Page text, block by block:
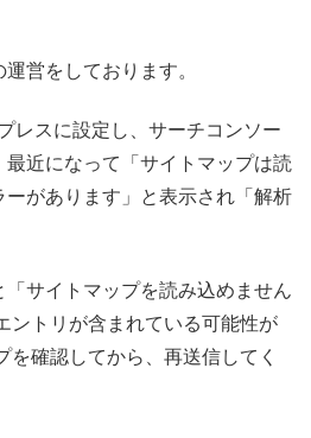
営をしております。
レスに設定し、サーチコンソー
近になって「サイトマップは読
があります」と表示され「解析
「サイトマップを読み込めません
ントリが含まれている可能性が
を確認してから、再送信してく